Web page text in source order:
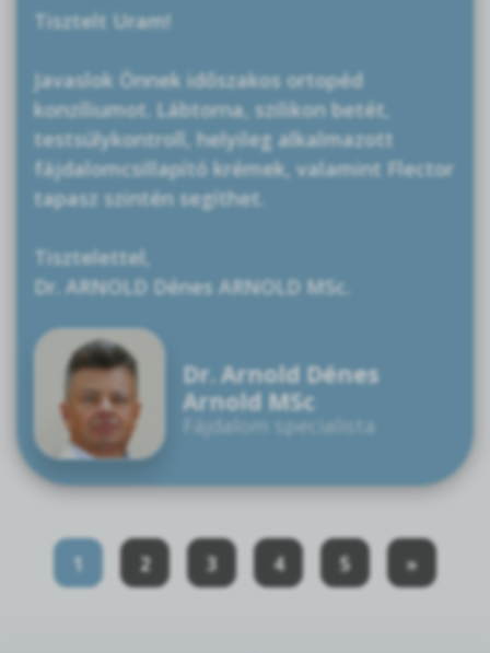
Tisztelt Uram!
Javaslok Önnek időszakos ortopéd
konzíliumot. Lábtorna, szilikon betét,
testsúlykontroll, helyileg alkalmazott
fájdalomcsillapító krémek, valamint Flector
tapasz szintén segíthet.
Tisztelettel,
Dr. ARNOLD Dénes ARNOLD MSc.
Dr. Arnold Dénes
Arnold MSc
Fájdalom specialista
1 2 3 4 5 »